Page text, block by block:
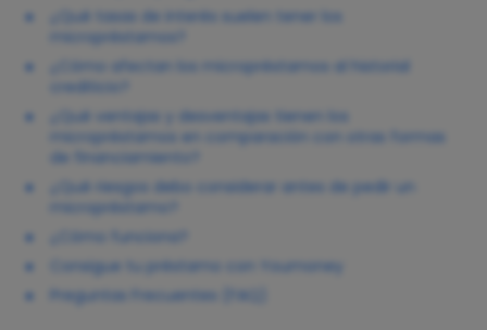
¿Qué tasas de interés suelen tener los
micropréstamos?
¿Cómo afectan los micropréstamos al historial
crediticio?
¿Qué ventajas y desventajas tienen los
micropréstamos en comparación con otras formas
de financiamiento?
¿Qué riesgos debo considerar antes de pedir un
micropréstamo?
¿Cómo funciona?
Consigue tu préstamo con Youmoney
Preguntas Frecuentes (FAQ)